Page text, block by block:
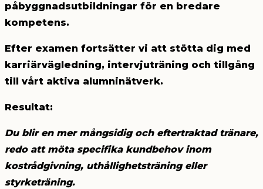
påbyggnadsutbildningar för en bredare
kompetens.
Efter examen fortsätter vi att stötta dig med
karriärvägledning, intervjuträning och tillgång
till vårt aktiva alumninätverk.
Resultat:
Du blir en mer mångsidig och eftertraktad tränare,
redo att möta specifika kundbehov inom
kostrådgivning, uthållighetsträning eller
styrketräning.